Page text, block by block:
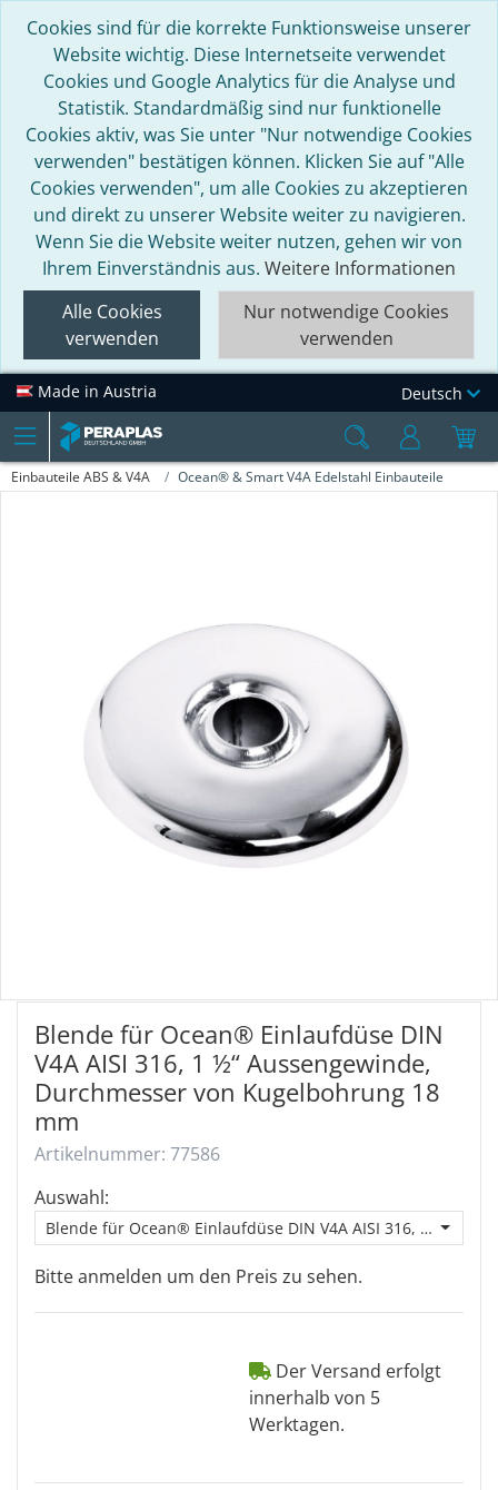
Cookies sind für die korrekte Funktionsweise unserer
Website wichtig. Diese Internetseite verwendet
Cookies und Google Analytics für die Analyse und
Statistik. Standardmäßig sind nur funktionelle
Cookies aktiv, was Sie unter "Nur notwendige Cookies
verwenden" bestätigen können. Klicken Sie auf "Alle
Cookies verwenden", um alle Cookies zu akzeptieren
und direkt zu unserer Website weiter zu navigieren.
Wenn Sie die Website weiter nutzen, gehen wir von
Ihrem Einverständnis aus. Weitere Informationen
Alle Cookies
verwenden
Nur notwendige Cookies
verwenden
Made in Austria Deutsch
Einbauteile ABS & V4A Ocean® & Smart V4A Edelstahl Einbauteile
Blende für Ocean® Einlaufdüse DIN
V4A AISI 316, 1 ½“ Aussengewinde,
Durchmesser von Kugelbohrung 18
mm
Artikelnummer: 77586
Auswahl:
Blende für Ocean® Einlaufdüse DIN V4A AISI 316, 1 ½“
Bitte anmelden um den Preis zu sehen.
Der Versand erfolgt
innerhalb von 5
Werktagen.